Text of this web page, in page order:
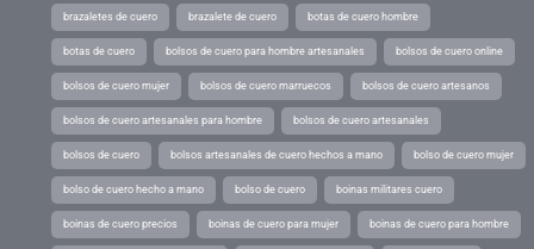
brazaletes de cuero brazalete de cuero botas de cuero hombre
botas de cuero bolsos de cuero para hombre artesanales bolsos de cuero online
bolsos de cuero mujer bolsos de cuero marruecos bolsos de cuero artesanos
bolsos de cuero artesanales para hombre bolsos de cuero artesanales
bolsos de cuero bolsos artesanales de cuero hechos a mano bolso de cuero mujer
bolso de cuero hecho a mano bolso de cuero boinas militares cuero
boinas de cuero precios boinas de cuero para mujer boinas de cuero para hombre